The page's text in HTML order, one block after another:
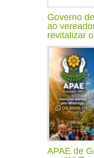
Governo
ao
revitalizar
APAE de